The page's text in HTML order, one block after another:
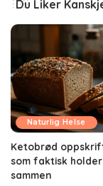
Du Liker
Naturlig Helse
Ketobrød
som faktisk
sammen